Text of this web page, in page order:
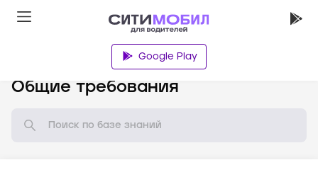
Google Play
Общие требования